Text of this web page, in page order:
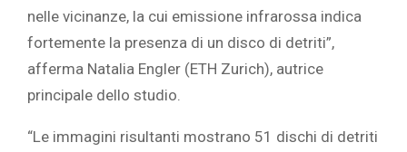
nelle vicinanze, la cui emissione infrarossa indica
fortemente la presenza di un disco di detriti”,
afferma Natalia Engler (ETH Zurich), autrice
principale dello studio.
“Le immagini risultanti mostrano 51 dischi di detriti